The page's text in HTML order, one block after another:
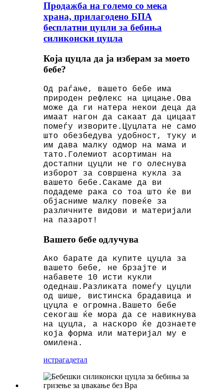
Продажба на големо со мека
храна, прилагодено БПА
бесплатни цуцли за бебиња
силиконски цуцла
Која цуцла да ја изберам за моето
бебе?
Од раѓање, вашето бебе има
природен рефлекс на цицање.Ова
може да ги натера некои деца да
имаат нагон да сакаат да цицаат
помеѓу изворите.Цуцлата не само
што обезбедува удобност, туку и
им дава малку одмор на мама и
тато.Големиот асортиман на
достапни цуцли не го олеснува
изборот за совршена кукла за
вашето бебе.Сакаме да ви
подадеме рака со тоа што ќе ви
објасниме малку повеќе за
различните видови и материјали
на пазарот!
Вашето бебе одлучува
Ако барате да купите цуцла за
вашето бебе, не брзајте и
набавете 10 исти кукли
одеднаш.Разликата помеѓу цуцли
од шише, вистинска брадавица и
цуцла е огромна.Вашето бебе
секогаш ќе мора да се навикнува
на цуцла, а наскоро ќе дознаете
која форма или материјал му е
омилена.
истрагадетал